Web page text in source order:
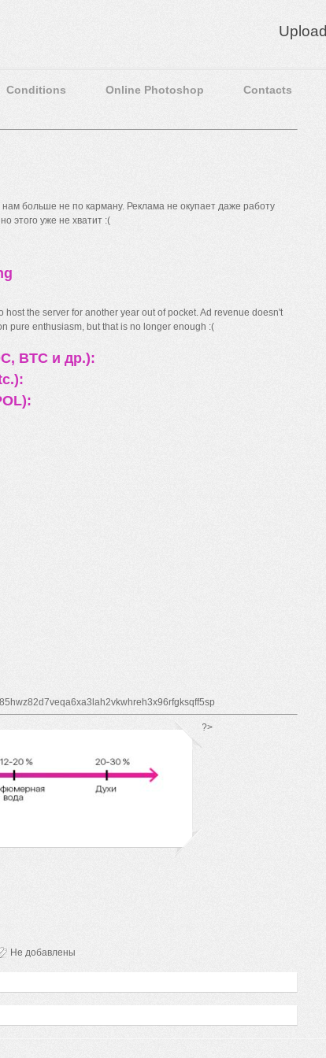
Upload
Conditions Online Photoshop Contacts
больше не по карману. Реклама не окупает даже работу
этого уже не хватит :(
the server for another year out of pocket. Ad revenue doesn't
pure enthusiasm, but that is no longer enough :(
BTC и др.):
*/ ?>
Не добавлены